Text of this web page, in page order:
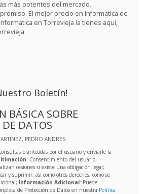
más potentes del mercado.
El mejor precio en informatica de
en Torrevieja la tienes aquí,
Boletín!
BÁSICA SOBRE
DATOS
PEDRO ANDRES
planteadas por el usuario y enviarle la
: Consentimiento del usuario;
cesiones si existe una obligación legal;
y suprimir, así como otros derechos, como se
Información Adicional: Puede
de Protección de Datos en nuestra Política